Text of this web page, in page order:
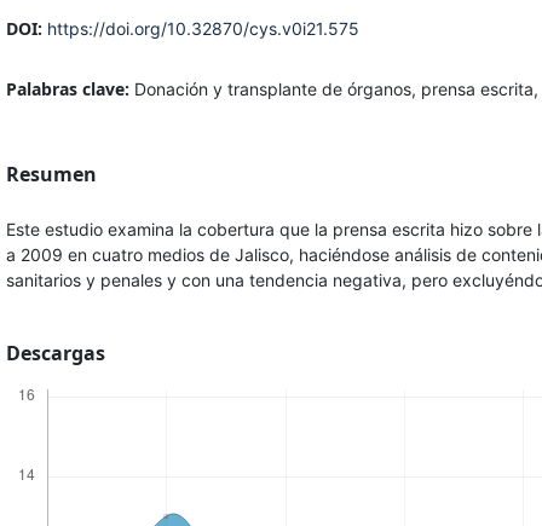
DOI: https://doi.org/10.32870/cys.v0i21.575
Palabras clave: Donación y transplante de órganos, prensa
Resumen
Este estudio examina la cobertura que la prensa escrita hizo
a 2009 en cuatro medios de Jalisco, haciéndose análisis de
sanitarios y penales y con una tendencia negativa, pero
Descargas